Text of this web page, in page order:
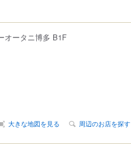
オータニ博多 B1F
大きな地図を見る 周辺のお店を探す